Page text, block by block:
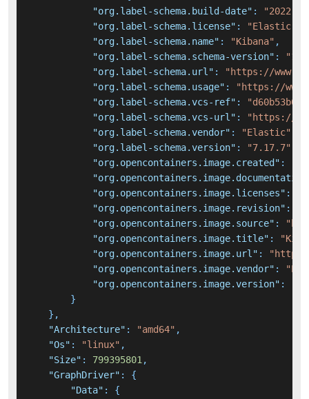
"org.label-schema.build-date" :
"2022-
"org.label-schema.license" :
"Elastic
"org.label-schema.name" : "Kibana" ,
"org.label-schema.schema-version" :
"org.label-schema.url" :
"https://
"org.label-schema.usage" :
"https://
"org.label-schema.vcs-ref" :
"org.label-schema.vcs-url" :
"https://
"org.label-schema.vendor" : "Elastic"
"org.label-schema.version" : "7.17.7"
"org.opencontainers.image.created" :
"org.opencontainers.image.licenses" :
"org.opencontainers.image.revision" :
"org.opencontainers.image.source" :
"org.opencontainers.image.title" :
"org.opencontainers.image.url" :
"org.opencontainers.image.vendor" :
"org.opencontainers.image.version" :
}
} ,
"Architecture" : "amd64" ,
"Os" : "linux" ,
"Size" : 799395801,
"GraphDriver" :
{
"Data" :
{